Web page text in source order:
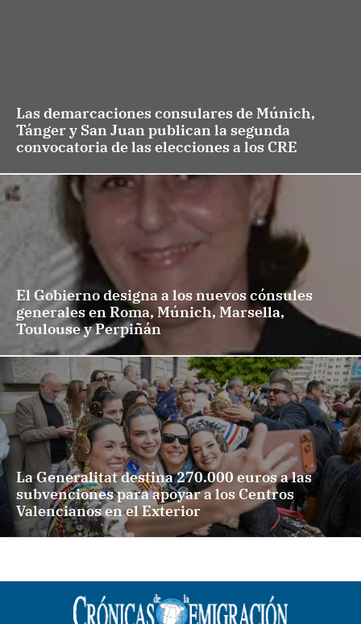
Las demarcaciones consulares de Múnich,
Tánger y San Juan publican la segunda
convocatoria de las elecciones a los CRE
El Gobierno designa a los nuevos cónsules
generales en Roma, Múnich, Marsella,
Toulouse y Perpiñán
La Generalitat destina 270.000 euros a las
subvenciones para apoyar a los Centros
Valencianos en el Exterior